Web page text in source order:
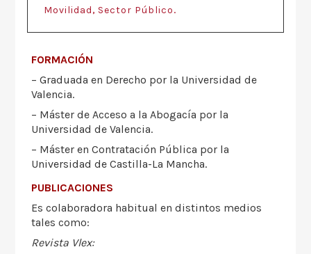
Movilidad, Sector Público.
FORMACIÓN
– Graduada en Derecho por la Universidad de
Valencia.
– Máster de Acceso a la Abogacía por la
Universidad de Valencia.
– Máster en Contratación Pública por la
Universidad de Castilla-La Mancha.
PUBLICACIONES
Es colaboradora habitual en distintos medios
tales como:
Revista Vlex: